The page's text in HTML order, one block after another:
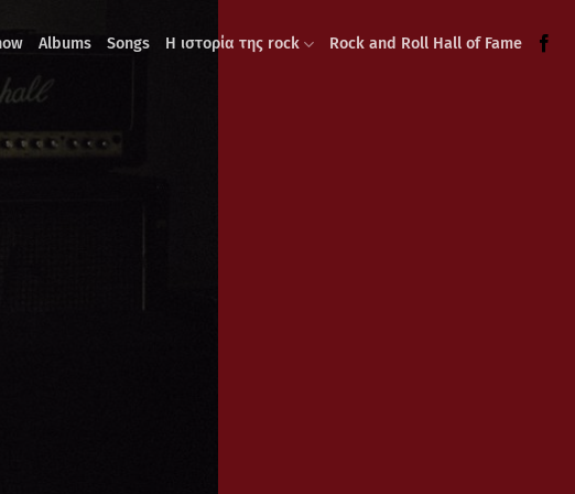
Albums Songs Η ιστορία της rock Rock and Roll Hall of Fame